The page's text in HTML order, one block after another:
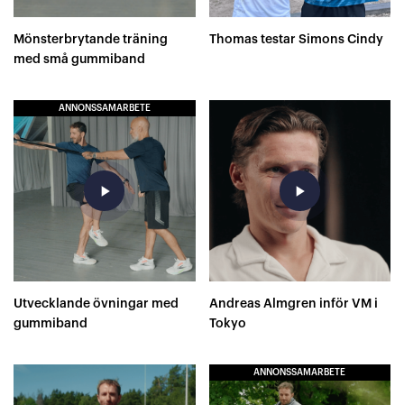
Mönsterbrytande träning
med små gummiband
Thomas testar Simons Cindy
ANNONSSAMARBETE
play_arrow
Utvecklande övningar med
gummiband
play_arrow
Andreas Almgren inför VM i
Tokyo
ANNONSSAMARBETE